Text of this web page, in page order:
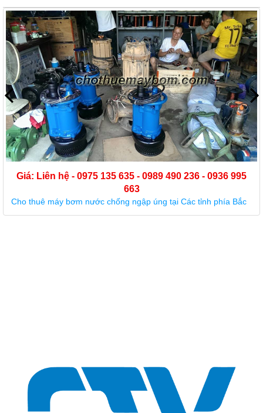
Giá: Liên hệ - 0975 135 635 - 0989 490 236 - 0936 995
663
Cho thuê máy bơm nước chống ngập úng tại Các tỉnh phía Bắc